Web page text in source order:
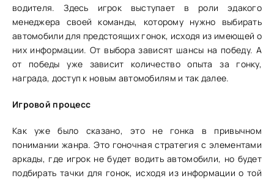
водителя. Здесь игрок выступает в роли эдакого
менеджера своей команды, которому нужно выбирать
автомобили для предстоящих гонок, исходя из имеющей о
них информации. От выбора зависят шансы на победу. А
от победы уже зависит количество опыта за гонку,
награда, доступ к новым автомобилям и так далее.
Игровой процесс
Как уже было сказано, это не гонка в привычном
понимании жанра. Это гоночная стратегия с элементами
аркады, где игрок не будет водить автомобили, но будет
подбирать тачки для гонок, исходя из информации о той